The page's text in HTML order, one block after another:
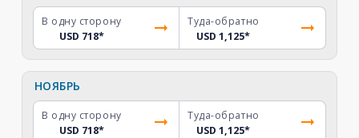
В одну сторону
USD 718*
Туда-обратно
USD 1,125*
НОЯБРЬ
В одну сторону
USD 718*
Туда-обратно
USD 1,125*